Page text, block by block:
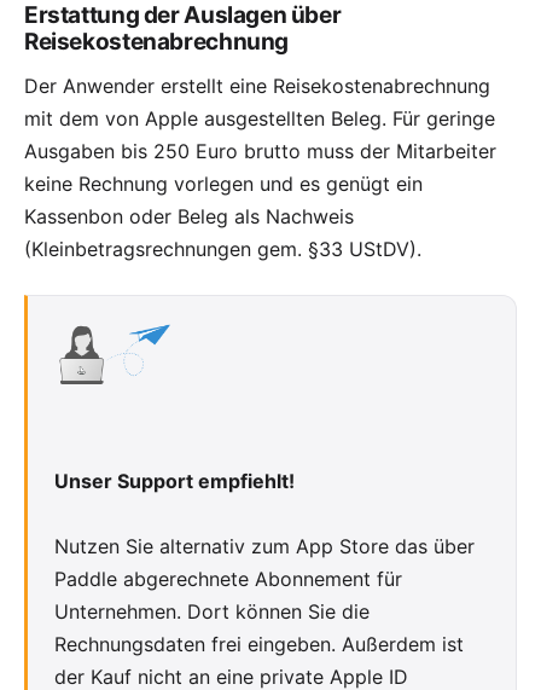
Erstattung der Auslagen über
Reisekostenabrechnung
Der Anwender erstellt eine Reisekostenabrechnung
mit dem von Apple ausgestellten Beleg. Für geringe
Ausgaben bis 250 Euro brutto muss der Mitarbeiter
keine Rechnung vorlegen und es genügt ein
Kassenbon oder Beleg als Nachweis
(Kleinbetragsrechnungen gem. §33 UStDV).
Unser Support empfiehlt!
Nutzen Sie alternativ zum App Store das über
Paddle abgerechnete Abonnement für
Unternehmen. Dort können Sie die
Rechnungsdaten frei eingeben. Außerdem ist
der Kauf nicht an eine private Apple ID